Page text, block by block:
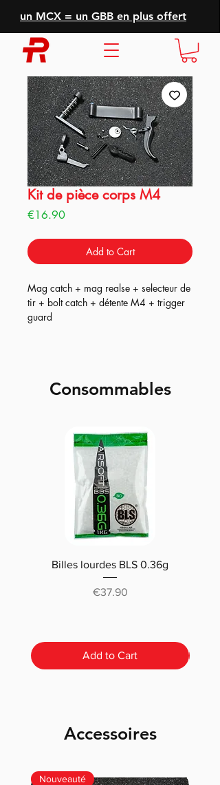
un MCX = un GBB en plus offert
Kit de pièce corps M4
€16.90Price
Add to Cart
Mag catch + mag realse + selecteur de
tir + bolt catch + détente M4 + trigger
guard
Consommables
Billes lourdes BLS 0.36g
Price
€37.90
Add to Cart
Accessoires
Nouveauté